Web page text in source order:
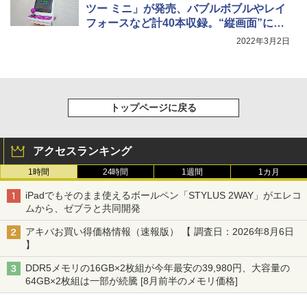
ツー ミニ」が発売、バブルボブルやレイ
フォースなど計40本収録。“縦画面”に変
2022年3月2日
トップページに戻る
アクセスランキング
1時間 24時間 1週間 1カ月
iPadでもそのまま使えるボールペン「STYLUS 2WAY」がエレコ
ムから、ゼブラと共同開発
アキバお買い得価格情報（速報版） 【 調査日：2026年8月6日
】
DDR5メモリの16GB×2枚組が今年最安の39,980円、大容量の
64GB×2枚組は一部が続騰 [8月前半のメモリ価格]